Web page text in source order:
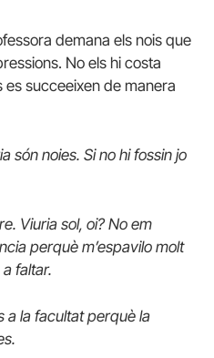
demana els nois que
No els hi costa
succeeixen de manera
són noies. Si no hi fossin jo
Viuria sol, oi? No em
perquè m’espavilo molt
faltar.
a la facultat perquè la